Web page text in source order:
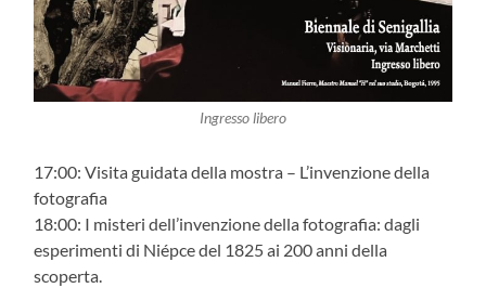
Ingresso libero
17:00: Visita guidata della mostra – L’invenzione della
fotografia
18:00: I misteri dell’invenzione della fotografia: dagli
esperimenti di Niépce del 1825 ai 200 anni della
scoperta.